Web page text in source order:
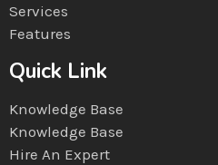
Services
Features
Quick Link
Knowledge Base
Knowledge Base
Hire An Expert